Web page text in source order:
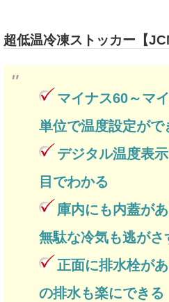
超低温冷凍ストッカー【
マイナス60～マ
単位で温度設定がで
デジタル温度表
目でわかる
庫内にも内蓋が
無駄な冷気も逃がさ
正面に排水栓が
の排水も楽にできる